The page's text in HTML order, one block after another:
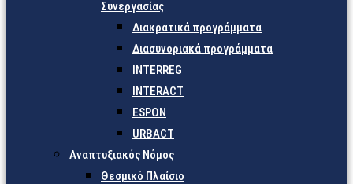
Συνεργασίας
Διακρατικά προγράμματα
Διασυνοριακά προγράμματα
INTERREG
INTERACT
ESPON
URBACT
Αναπτυξιακός Νόμος
Θεσμικό Πλαίσιο